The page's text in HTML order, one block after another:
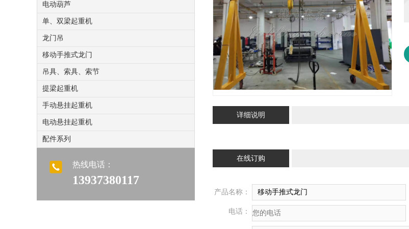
电动葫芦
单、双梁起重机
龙门吊
移动手推式龙门
吊具、索具、索节
提梁起重机
手动悬挂起重机
电动悬挂起重机
配件系列
热线电话：
13937380117
详细说明
在线订购
产品名称：
电话：